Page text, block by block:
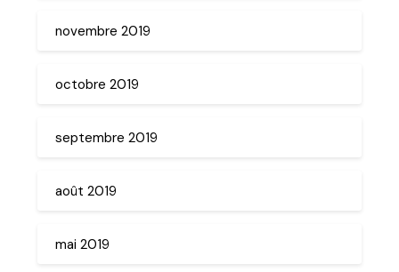
novembre 2019
octobre 2019
septembre 2019
août 2019
mai 2019